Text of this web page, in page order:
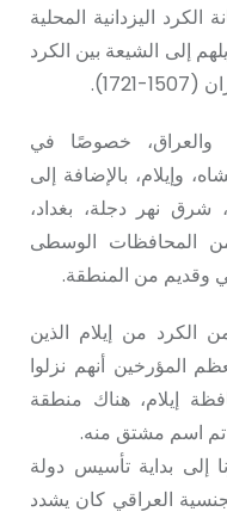
الكرد اليزدانية المحلية
إلى الشيعة بين الكرد
والعراق، خصوصًا في
وإيلام، بالإضافة إلى
شرق نهر دجلة، بغداد،
من المحافظات الوسطى
وقديم من المنطقة.
الكرد من إيلام الذين
المؤرخين أنهم نزلوا
إيلام، هناك منطقة
تم اسم مشتق منه.
إلى بداية تأسيس دولة
قانون الجنسية العراقي كان يشدد